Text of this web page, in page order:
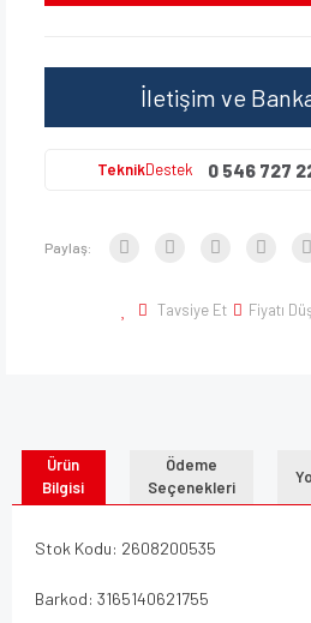
İletişim ve
TeknikDestek 0 546 727
Paylaş:
Tavsiye Et Fiyatı
Ürün
Bilgisi
Ödeme
Seçenekleri
Stok Kodu: 2608200535
Barkod: 3165140621755